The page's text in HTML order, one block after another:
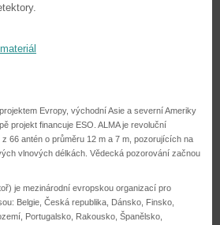
Evropy, východní Asie a severní Ameriky
projekt financuje ESO. ALMA je revoluční
66 antén o průměru 12 m a 7 m, pozorujících na
vlnových délkách. Vědecká pozorování začnou
je mezinárodní evropskou organizací pro
Belgie, Česká republika, Dánsko, Finsko,
Portugalsko, Rakousko, Španělsko,